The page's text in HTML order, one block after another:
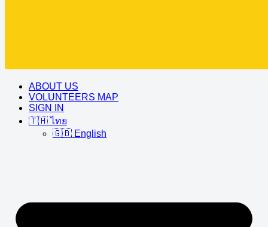
ABOUT US
VOLUNTEERS MAP
SIGN IN
🇹🇭 ไทย
🇬🇧 English